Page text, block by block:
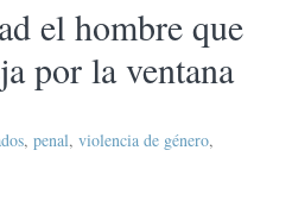
el hombre que
por la ventana
, penal, violencia de género,